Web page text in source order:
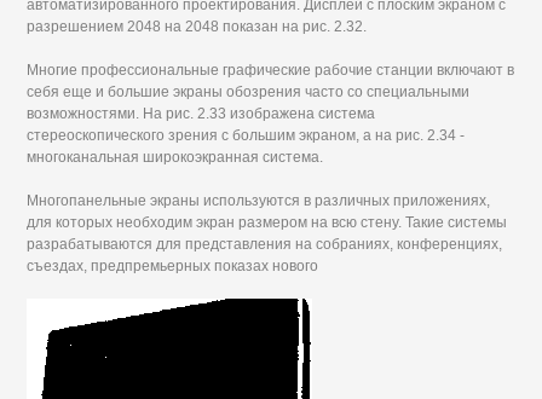
автоматизированного проектирования. Дисплей с плоским экраном с
разрешением 2048 на 2048 показан на рис. 2.32.
Многие профессиональные графические рабочие станции включают в
себя еще и большие экраны обозрения часто со специальными
возможностями. На рис. 2.33 изображена система
стереоскопического зрения с большим экраном, а на рис. 2.34 -
многоканальная широкоэкранная система.
Многопанельные экраны используются в различных приложениях,
для которых необходим экран размером на всю стену. Такие системы
разрабатываются для представления на собраниях, конференциях,
съездах, предпремьерных показах нового